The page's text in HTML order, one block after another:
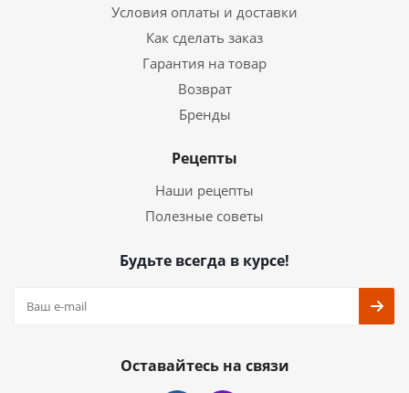
Условия оплаты и доставки
Как сделать заказ
Гарантия на товар
Возврат
Бренды
Рецепты
Наши рецепты
Полезные советы
Будьте всегда в курсе!
Оставайтесь на связи